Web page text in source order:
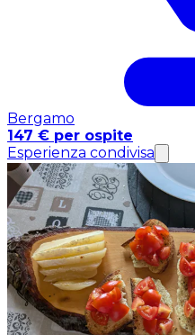
Bergamo
147 € per ospite
Esperienza condivisa